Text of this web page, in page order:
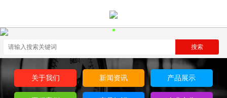
关于我们 新闻资讯 产品展示